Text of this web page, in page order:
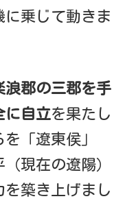
に乗じて動きま
浪郡の三郡を手
に自立を果たし
「遼東侯」
現在の遼陽）
を築き上げまし